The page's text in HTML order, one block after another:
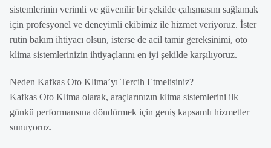
sistemlerinin verimli ve güvenilir bir şekilde çalışmasını sağlamak
için profesyonel ve deneyimli ekibimiz ile hizmet veriyoruz. İster
rutin bakım ihtiyacı olsun, isterse de acil tamir gereksinimi, oto
klima sistemlerinizin ihtiyaçlarını en iyi şekilde karşılıyoruz.
Neden Kafkas Oto Klima’yı Tercih Etmelisiniz?
Kafkas Oto Klima olarak, araçlarınızın klima sistemlerini ilk
günkü performansına döndürmek için geniş kapsamlı hizmetler
sunuyoruz.